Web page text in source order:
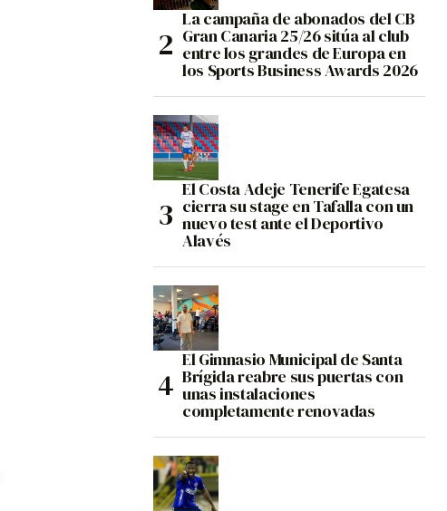
La campaña de abonados del CB
Gran Canaria 25/26 sitúa al club
entre los grandes de Europa en
los Sports Business Awards 2026
El Costa Adeje Tenerife Egatesa
cierra su stage en Tafalla con un
nuevo test ante el Deportivo
Alavés
El Gimnasio Municipal de Santa
Brígida reabre sus puertas con
unas instalaciones
completamente renovadas